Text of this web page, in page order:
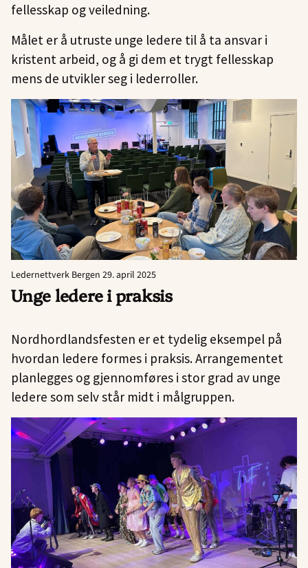
fellesskap og veiledning.
Målet er å utruste unge ledere til å ta ansvar i
kristent arbeid, og å gi dem et trygt fellesskap
mens de utvikler seg i lederroller.
Ledernettverk Bergen 29. april 2025
Unge ledere i praksis
Nordhordlandsfesten er et tydelig eksempel på
hvordan ledere formes i praksis. Arrangementet
planlegges og gjennomføres i stor grad av unge
ledere som selv står midt i målgruppen.